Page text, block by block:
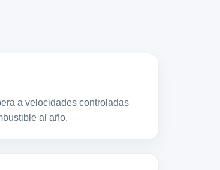
a velocidades controladas
al año.